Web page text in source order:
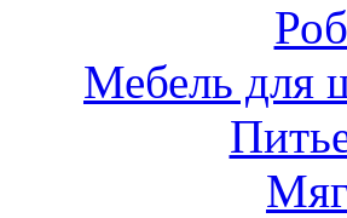
Мебель для